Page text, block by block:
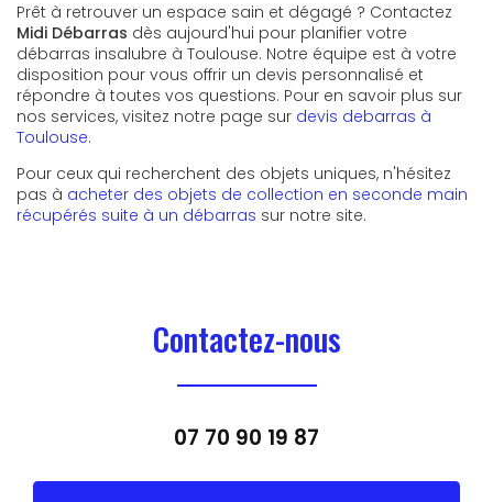
Prêt à retrouver un espace sain et dégagé ? Contactez
Midi Débarras dès aujourd'hui pour planifier votre
débarras insalubre à Toulouse. Notre équipe est à votre
disposition pour vous offrir un devis personnalisé et
répondre à toutes vos questions. Pour en savoir plus sur
nos services, visitez notre page sur devis debarras à
Toulouse.
Pour ceux qui recherchent des objets uniques, n'hésitez
pas à acheter des objets de collection en seconde main
récupérés suite à un débarras sur notre site.
Contactez-nous
07 70 90 19 87